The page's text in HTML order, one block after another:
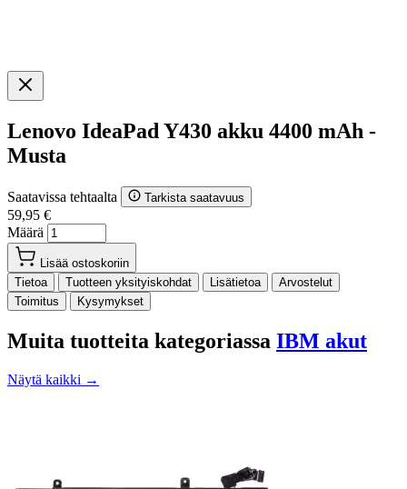
Lenovo IdeaPad Y430 akku 4400 mAh -
Musta
Saatavissa tehtaalta Tarkista saatavuus
59,95 €
Määrä
Lisää ostoskoriin
Tietoa
Tuotteen yksityiskohdat Lisätietoa
Arvostelut
Toimitus
Kysymykset
Muita tuotteita kategoriassa IBM akut
Näytä kaikki →